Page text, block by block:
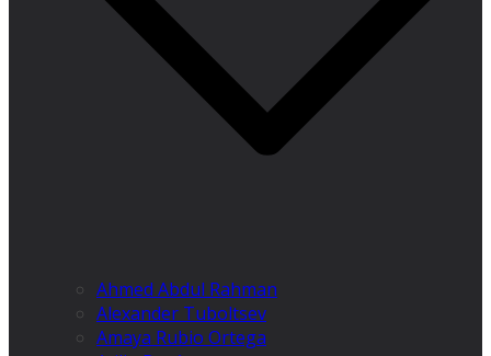
Ahmed Abdul Rahman
Alexander Tuboltsev
Amaya Rubio Ortega